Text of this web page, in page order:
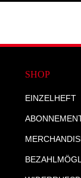
SHOP
EINZELHEFT